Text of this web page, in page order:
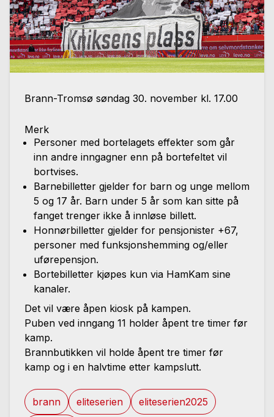
Brann-Tromsø søndag 30. november kl. 17.00
Merk
Personer med bortelagets effekter som går
inn andre inngagner enn på bortefeltet vil
bortvises.
Barnebilletter gjelder for barn og unge mellom
5 og 17 år. Barn under 5 år som kan sitte på
fanget trenger ikke å innløse billett.
Honnørbilletter gjelder for pensjonister +67,
personer med funksjonshemming og/eller
uførepensjon.
Bortebilletter kjøpes kun via HamKam sine
kanaler.
Det vil være åpen kiosk på kampen.
Puben ved inngang 11 holder åpent tre timer før
kamp.
Brannbutikken vil holde åpent tre timer før
kamp og i en halvtime etter kampslutt.
brann eliteserien eliteserien2025